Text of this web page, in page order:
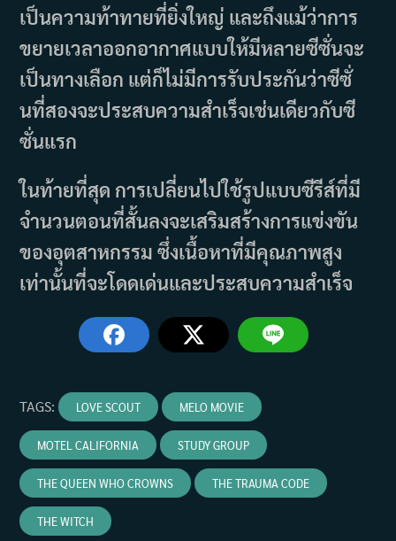
เป็นความท้าทายที่ยิ่งใหญ่ และถึงแม้ว่าการ
ขยายเวลาออกอากาศแบบให้มีหลายซีซั่นจะ
เป็นทางเลือก แต่ก็ไม่มีการรับประกันว่าซีซั่
นที่สองจะประสบความสำเร็จเช่นเดียวกับซี
ซั่นแรก
ในท้ายที่สุด การเปลี่ยนไปใช้รูปแบบซีรีส์ที่มี
จำนวนตอนที่สั้นลงจะเสริมสร้างการแข่งขัน
ของอุตสาหกรรม ซึ่งเนื้อหาที่มีคุณภาพสูง
เท่านั้นที่จะโดดเด่นและประสบความสำเร็จ
TAGS: LOVE SCOUT MELO MOVIE
MOTEL CALIFORNIA STUDY GROUP
THE QUEEN WHO CROWNS THE TRAUMA CODE
THE WITCH